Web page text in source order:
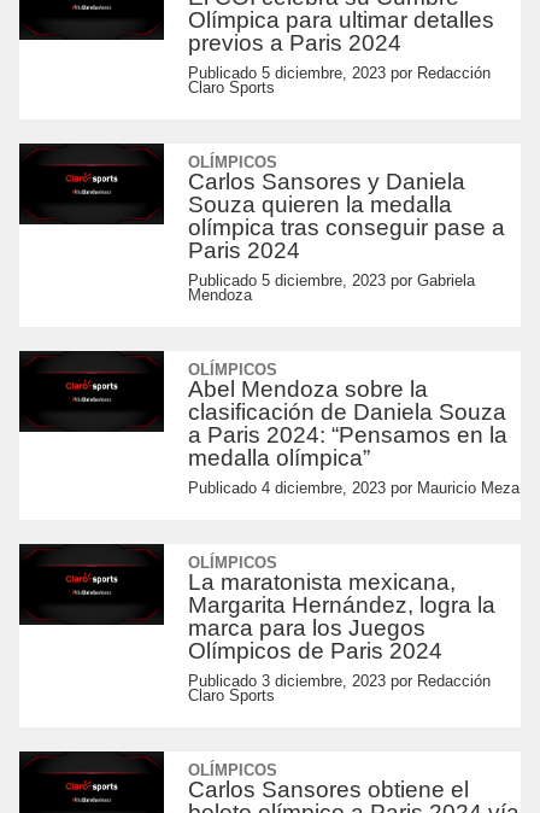
Olímpica para ultimar detalles
previos a Paris 2024
Publicado 5 diciembre, 2023por Redacción
Claro Sports
OLÍMPICOS
Carlos Sansores y Daniela
Souza quieren la medalla
olímpica tras conseguir pase a
Paris 2024
Publicado 5 diciembre, 2023por Gabriela
Mendoza
OLÍMPICOS
Abel Mendoza sobre la
clasificación de Daniela Souza
a Paris 2024: “Pensamos en la
medalla olímpica”
Publicado 4 diciembre, 2023por Mauricio Meza
OLÍMPICOS
La maratonista mexicana,
Margarita Hernández, logra la
marca para los Juegos
Olímpicos de Paris 2024
Publicado 3 diciembre, 2023por Redacción
Claro Sports
OLÍMPICOS
Carlos Sansores obtiene el